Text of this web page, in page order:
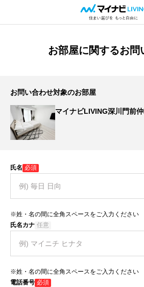
お部屋に関するお問
お問い合わせ対象のお部屋
マイナビLIVING深川門前
氏名 必須
※姓・名の間に全角スペースをご入力ください
氏名カナ 任意
※姓・名の間に全角スペースをご入力ください
電話番号 必須